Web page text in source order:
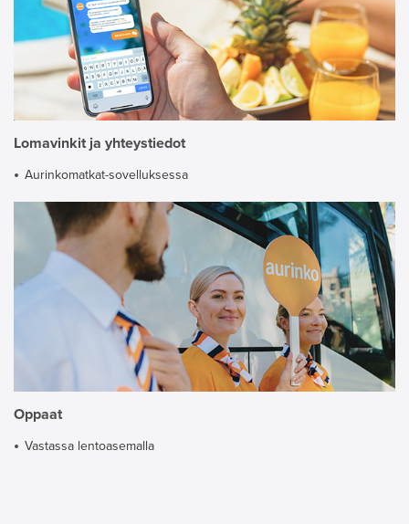
Lomavinkit ja yhteystiedot
Aurinkomatkat-sovelluksessa
Oppaat
Vastassa lentoasemalla